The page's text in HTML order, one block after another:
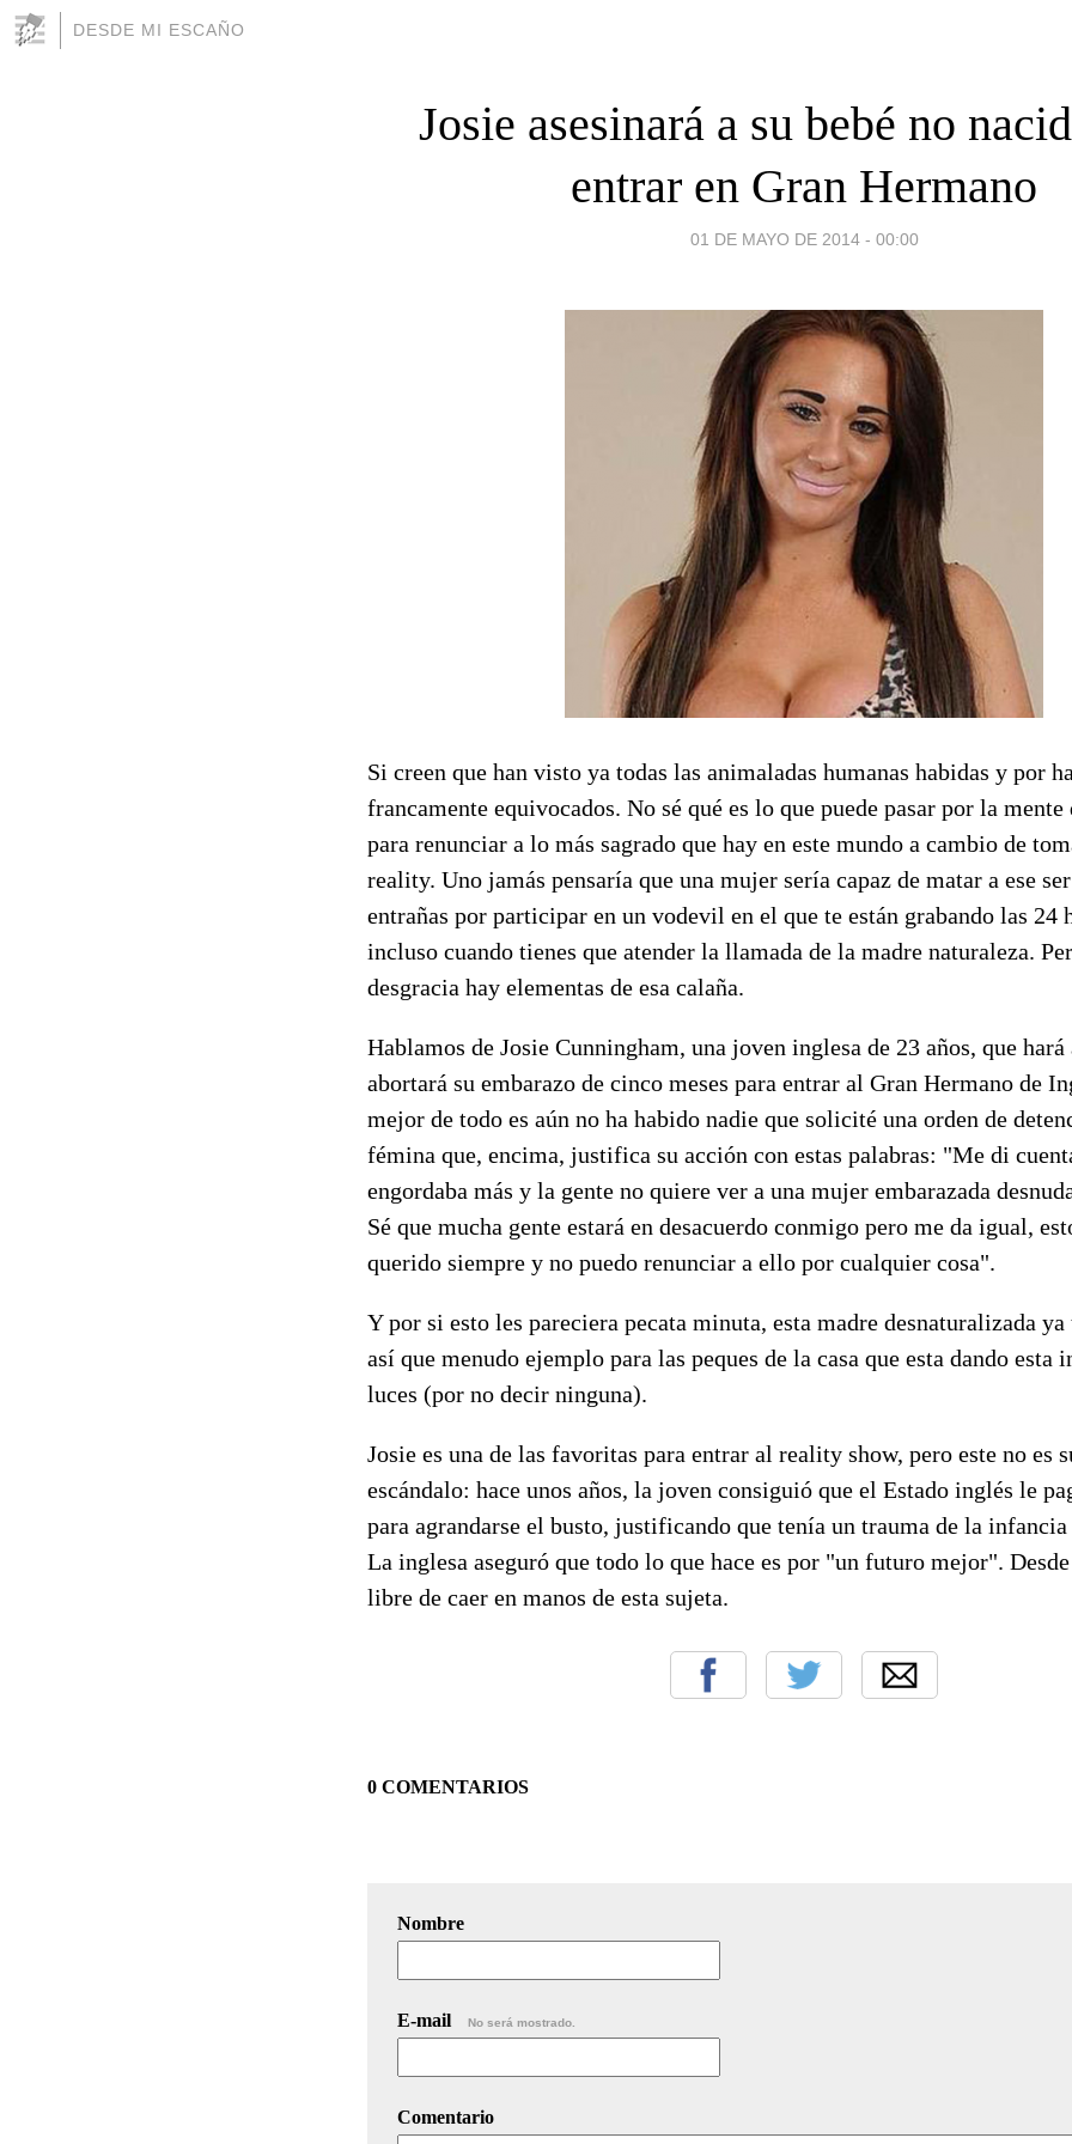
DESDE MI ESCAÑO
Josie asesinará a su bebé no
entrar en Gran Hermano
01 DE MAYO DE 2014 - 00:00
Si creen que han visto ya todas las animaladas humanas habidas y por
francamente equivocados. No sé qué es lo que puede pasar por la mente
para renunciar a lo más sagrado que hay en este mundo a cambio de
reality. Uno jamás pensaría que una mujer sería capaz de matar a ese
entrañas por participar en un vodevil en el que te están grabando las 24
incluso cuando tienes que atender la llamada de la madre naturaleza.
desgracia hay elementas de esa calaña.
Hablamos de Josie Cunningham, una joven inglesa de 23 años, que
abortará su embarazo de cinco meses para entrar al Gran Hermano de
mejor de todo es aún no ha habido nadie que solicité una orden de
fémina que, encima, justifica su acción con estas palabras: "Me di
engordaba más y la gente no quiere ver a una mujer embarazada
Sé que mucha gente estará en desacuerdo conmigo pero me da igual,
querido siempre y no puedo renunciar a ello por cualquier cosa".
Y por si esto les pareciera pecata minuta, esta madre desnaturalizada
así que menudo ejemplo para las peques de la casa que esta dando esta
luces (por no decir ninguna).
Josie es una de las favoritas para entrar al reality show, pero este no es
escándalo: hace unos años, la joven consiguió que el Estado inglés le
para agrandarse el busto, justificando que tenía un trauma de la
La inglesa aseguró que todo lo que hace es por "un futuro mejor".
libre de caer en manos de esta sujeta.
0 COMENTARIOS
Nombre
E-mail No será mostrado.
Comentario